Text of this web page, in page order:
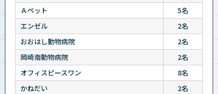
Ａペット
5名
エンゼル
2名
おおはし動物病院
2名
岡崎南動物病院
2名
オフィスピースワン
8名
かねだい
2名